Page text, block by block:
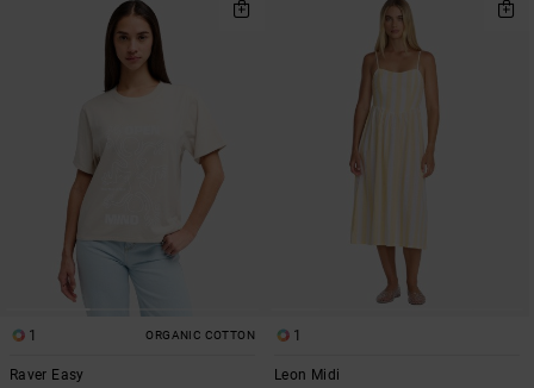
1 ORGANIC COTTON
Raver Easy
1
Leon Midi